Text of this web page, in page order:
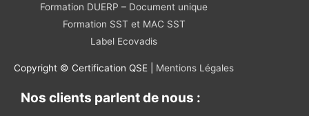
Formation DUERP – Document unique
Formation SST et MAC SST
Label Ecovadis
Copyright © Certification QSE | Mentions Légales
Nos clients parlent de nous :